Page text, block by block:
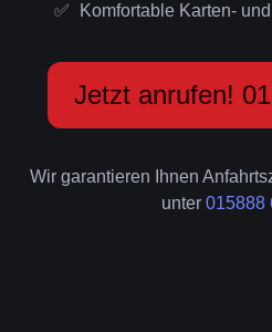
Komfortable Karten-
Jetzt anrufen!
Wir garantieren Ihnen
unter 015888